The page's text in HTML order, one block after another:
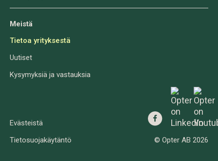
Meistä
Tietoa yrityksestä
Uutiset
Kysymyksiä ja vastauksia
Evästeistä
Tietosuojakäytäntö
© Opter AB 2026